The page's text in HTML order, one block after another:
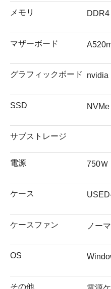
メモリ
マザーボード
グラフィックボード nvidia
SSD
サブストレージ
電源 750Ｗ
ケース
ケースファン ノー
OS
その他